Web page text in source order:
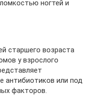
ногтей и
старшего возраста
у взрослого
антибиотиков или под
факторов.